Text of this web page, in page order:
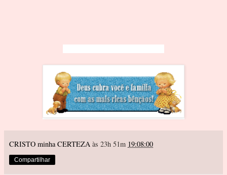
CRISTO minha CERTEZA às 23h 51m 19:08:00
Compartilhar